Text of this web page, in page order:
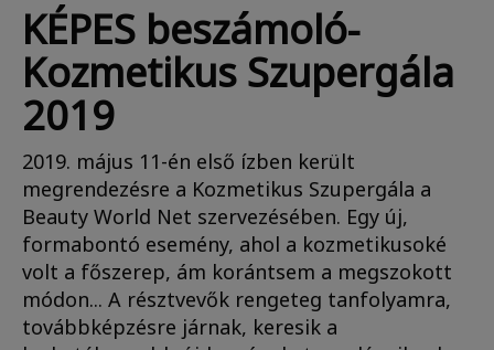
KÉPES beszámoló-
Kozmetikus Szupergála
2019
2019. május 11-én első ízben került
megrendezésre a Kozmetikus Szupergála a
Beauty World Net szervezésében. Egy új,
formabontó esemény, ahol a kozmetikusoké
volt a főszerep, ám korántsem a megszokott
módon... A résztvevők rengeteg tanfolyamra,
továbbképzésre járnak, keresik a